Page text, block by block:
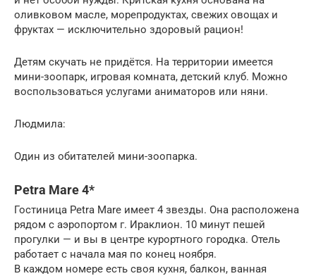
оливковом масле, морепродуктах, свежих овощах и
фруктах — исключительно здоровый рацион!
Детям скучать не придётся. На территории имеется
мини-зоопарк, игровая комната, детский клуб. Можно
воспользоваться услугами аниматоров или няни.
Людмила:
Один из обитателей мини-зоопарка.
Petra Mare 4*
Гостиница Petra Mare имеет 4 звезды. Она расположена
рядом с аэропортом г. Ираклион. 10 минут пешей
прогулки — и вы в центре курортного городка. Отель
работает с начала мая по конец ноября.
В каждом номере есть своя кухня, балкон, ванная